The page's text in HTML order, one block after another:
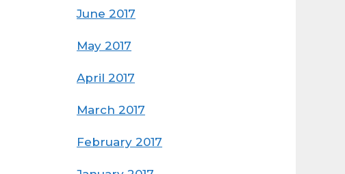
June 2017
May 2017
April 2017
March 2017
February 2017